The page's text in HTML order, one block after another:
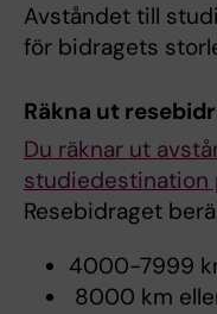
Avståndet till
för bidragets
Räkna ut
Du räknar ut
studiedestination
Resebidraget
4000-7999
8000 km